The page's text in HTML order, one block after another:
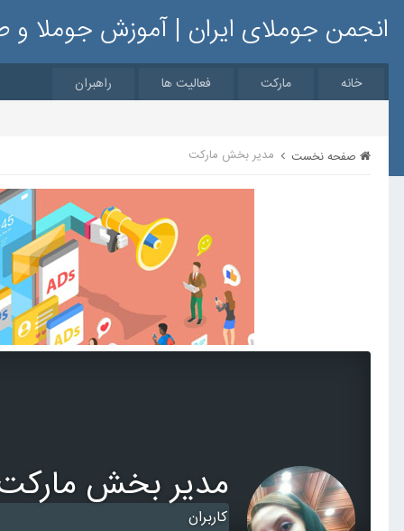
انجمن جوملای ایران | آموزش جوملا
خانه مارکت فعالیت ها راهبران
صفحه نخست مدیر بخش مارکت
مدیر بخش
کاربران